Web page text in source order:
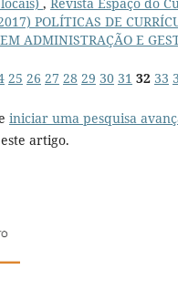
POLÍTICAS DE
ADMINISTRAÇÃO E
25 26 27 28 29 30 31 32 33
iniciar uma pesquisa
artigo.